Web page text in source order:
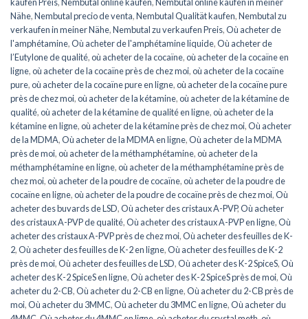
Nähe,Nembutal precio de venta,Nembutal Qualität kaufen,Nembutal zu
verkaufen in meiner Nähe,Nembutal zu verkaufen Preis,Où acheter de
l'amphétamine,Où acheter de l'amphétamine liquide,Où acheter de
l’Eutylone de qualité,où acheter de la cocaïne,où acheter de la cocaïne en
ligne,où acheter de la cocaïne près de chez moi,où acheter de la cocaïne
pure,où acheter de la cocaïne pure en ligne,où acheter de la cocaïne pure
près de chez moi,où acheter de la kétamine,où acheter de la kétamine de
qualité,où acheter de la kétamine de qualité en ligne,où acheter de la
kétamine en ligne,où acheter de la kétamine près de chez moi,Où acheter
de la MDMA,Où acheter de la MDMA en ligne,Où acheter de la MDMA
près de moi,où acheter de la méthamphétamine,où acheter de la
méthamphétamine en ligne,où acheter de la méthamphétamine près de
chez moi,où acheter de la poudre de cocaïne,où acheter de la poudre de
cocaïne en ligne,où acheter de la poudre de cocaïne près de chez moi,Où
acheter des buvards de LSD,Où acheter des cristaux A-PVP,Où acheter
des cristaux A-PVP de qualité,Où acheter des cristaux A-PVP en ligne,Où
acheter des cristaux A-PVP près de chez moi,Où acheter des feuilles de K-
2,Où acheter des feuilles de K-2 en ligne,Où acheter des feuilles de K-2
près de moi,Où acheter des feuilles de LSD,Où acheter des K-2 SpiceS,Où
acheter des K-2 SpiceS en ligne,Où acheter des K-2 SpiceS près de moi,Où
acheter du 2-CB,Où acheter du 2-CB en ligne,Où acheter du 2-CB près de
moi,Où acheter du 3MMC,Où acheter du 3MMC en ligne,Où acheter du